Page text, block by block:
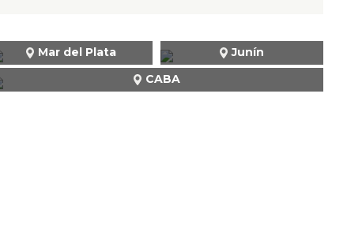
Mar del Plata
Junín
CABA